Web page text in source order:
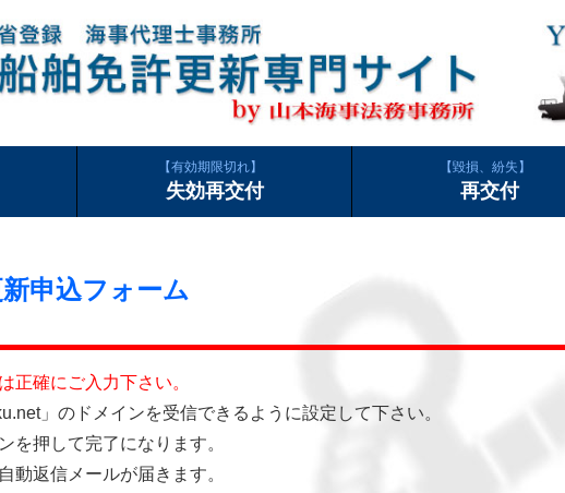
有効期限切れ
失効再交付
毀損、紛失
再交付
申込フォーム
正確にご入力下さい。
」のドメインを受信できるように設定して下さい。
を押して完了になります。
動返信メールが届きます。